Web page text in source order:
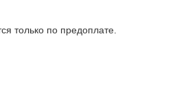
только по предоплате.